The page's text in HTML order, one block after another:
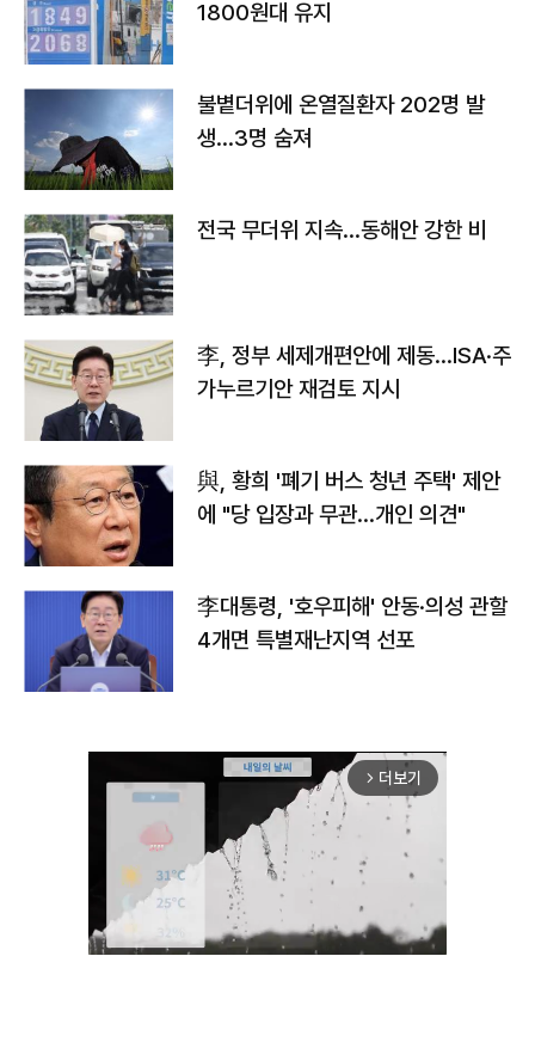
1800원대 유지
불볕더위에 온열질환자 202명 발
생…3명 숨져
전국 무더위 지속…동해안 강한 비
李, 정부 세제개편안에 제동…ISA·주
가누르기안 재검토 지시
與, 황희 '폐기 버스 청년 주택' 제안
에 "당 입장과 무관…개인 의견"
李대통령, '호우피해' 안동·의성 관할
4개면 특별재난지역 선포
arrow_forward_ios 더보기